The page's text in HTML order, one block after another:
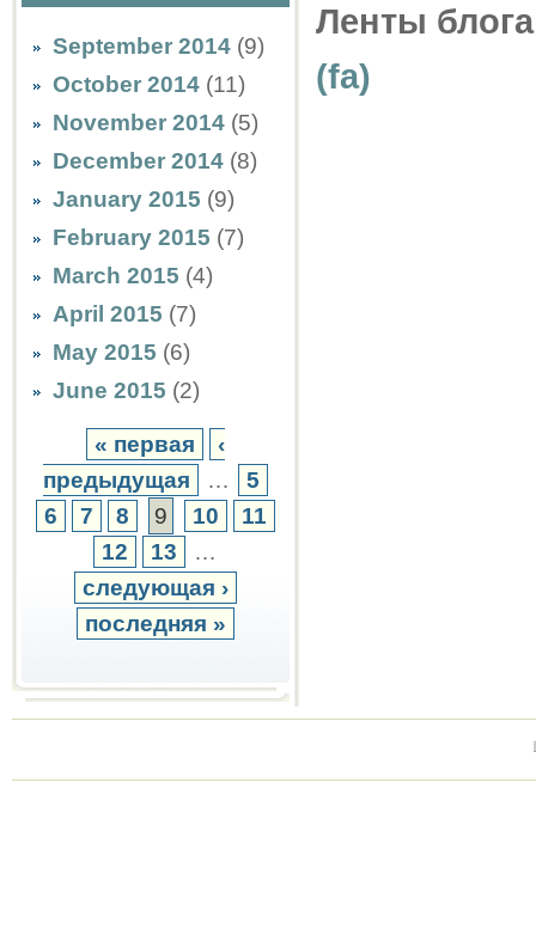
September 2014 (9)
October 2014 (11)
November 2014 (5)
December 2014 (8)
January 2015 (9)
February 2015 (7)
March 2015 (4)
April 2015 (7)
May 2015 (6)
June 2015 (2)
« первая
‹
предыдущая
…
5
6
7 8 9 10
11
12
13
…
следующая ›
последняя »
Ленты
(fa)